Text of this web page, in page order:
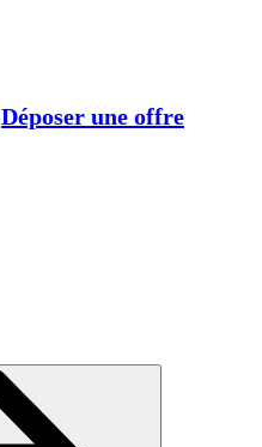
Déposer une offre